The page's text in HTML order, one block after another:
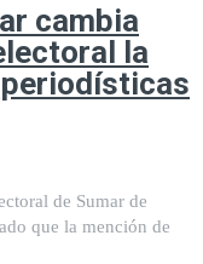
cambia
la
de Sumar de
que la mención de